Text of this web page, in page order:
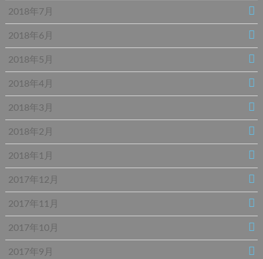
2018年7月
2018年6月
2018年5月
2018年4月
2018年3月
2018年2月
2018年1月
2017年12月
2017年11月
2017年10月
2017年9月